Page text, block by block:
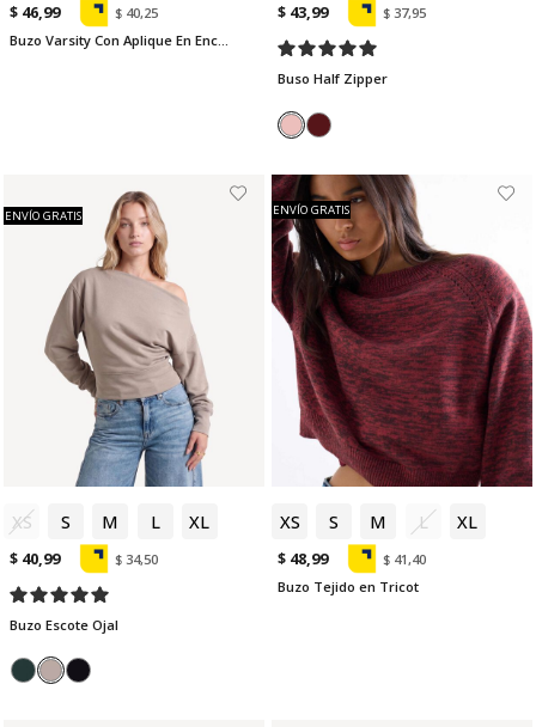
$ 46,99
$ 40,25
Buzo Varsity Con Aplique En Encaje
$ 43,99 $ 37,95
Buso Half Zipper
XS S M L XL
ENVÍO GRATIS
$ 40,99 $ 34,50
Buzo Escote Ojal
XS S M L XL
ENVÍO GRATIS
$ 48,99
$ 41,40
Buzo Tejido en Tricot